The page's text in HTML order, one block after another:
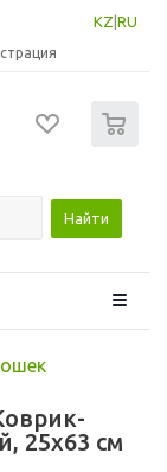
KZ RU
Найти
25x63 см